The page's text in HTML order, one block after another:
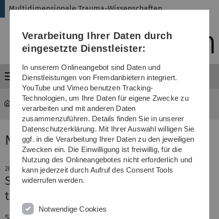
Direkt
Direkt
Direkt
(Sprache,
Drucken,
Media)
Direkt
Direkt
Multidimensionale Trauma-Wissenschaften
Menü
News
26. Juni 2023
Schwerpunkt Traumaforschung in u-
topics
Schwerpunkt der neuen Ausgabe des Uni-Magazins
Verarbeitung Ihrer Daten durch
eingesetzte Dienstleister:
In unserem Onlineangebot sind Daten und
Dienstleistungen von Fremdanbietern integriert.
YouTube und Vimeo benutzen Tracking-
Technologien, um Ihre Daten für eigene Zwecke zu
verarbeiten und mit anderen Daten
zusammenzuführen. Details finden Sie in unserer
Datenschutzerklärung. Mit Ihrer Auswahl willigen Sie
ggf. in die Verarbeitung Ihrer Daten zu den jeweiligen
Zwecken ein. Die Einwilligung ist freiwillig, für die
Nutzung des Onlineangebotes nicht erforderlich und
kann jederzeit durch Aufruf des Consent Tools
widerrufen werden.
Notwendige Cookies